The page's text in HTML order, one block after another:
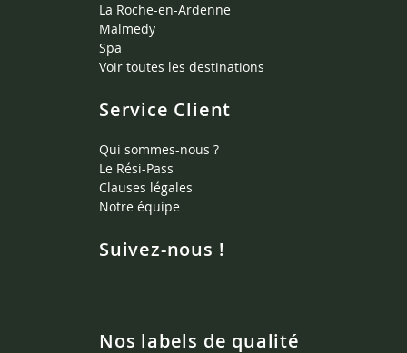
La Roche-en-Ardenne
Malmedy
Spa
Voir toutes les destinations
Service Client
Qui sommes-nous ?
Le Rési-Pass
Clauses légales
Notre équipe
Suivez-nous !
Nos labels de qualité